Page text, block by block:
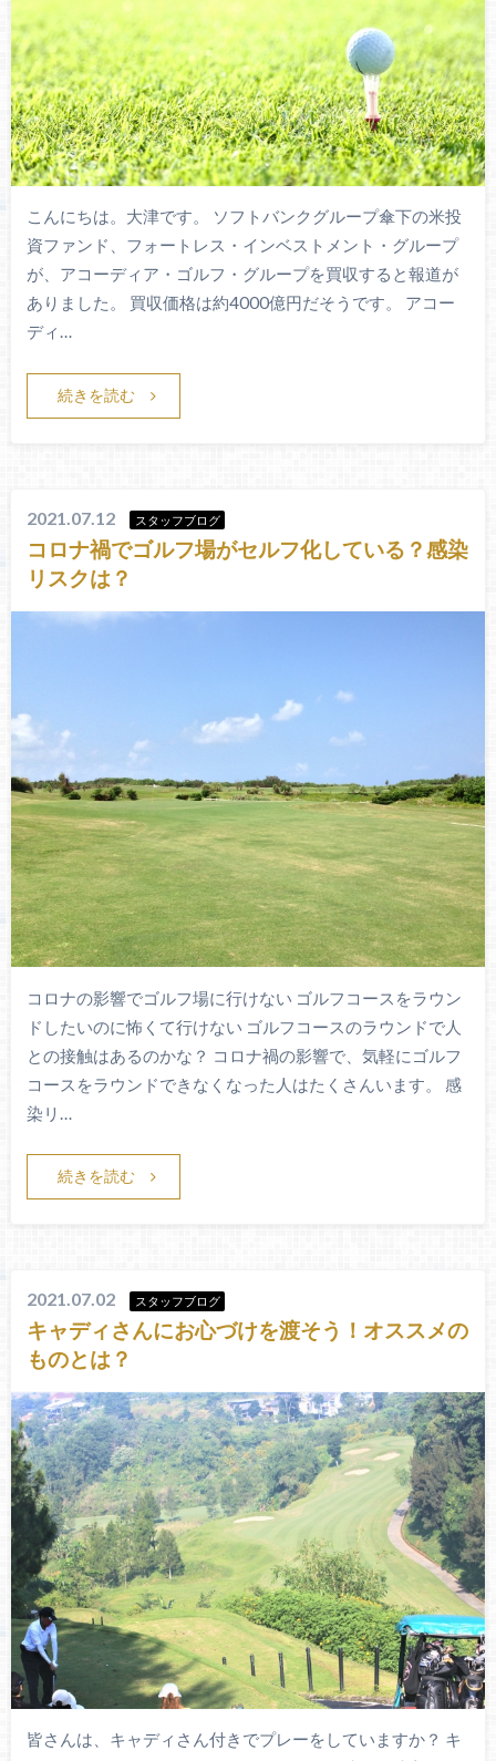
こんにちは。大津です。 ソフトバンクグループ傘下の米投
資ファンド、フォートレス・インベストメント・グループ
が、アコーディア・ゴルフ・グループを買収すると報道が
ありました。 買収価格は約4000億円だそうです。 アコー
ディ…
続きを読む
2021.07.12 スタッフブログ
コロナ禍でゴルフ場がセルフ化している？感染
リスクは？
コロナの影響でゴルフ場に行けない ゴルフコースをラウン
ドしたいのに怖くて行けない ゴルフコースのラウンドで人
との接触はあるのかな？ コロナ禍の影響で、気軽にゴルフ
コースをラウンドできなくなった人はたくさんいます。 感
染リ…
続きを読む
2021.07.02 スタッフブログ
キャディさんにお心づけを渡そう！オススメの
ものとは？
皆さんは、キャディさん付きでプレーをしていますか？ キ